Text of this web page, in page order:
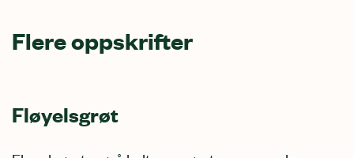
Flere oppskrifter
Fløyelsgrøt